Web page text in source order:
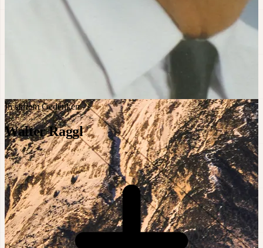
In stillem Gedenken
Walter Raggl